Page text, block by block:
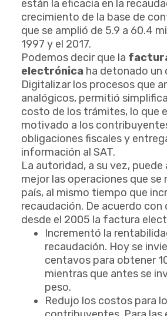
están la eficacia en la
crecimiento de la base de
que se amplió de 5.9 a 60.4
1997 y el 2017.
Podemos decir que la
electrónica ha detonado un
Digitalizar los procesos que
analógicos, permitió
costo de los trámites, lo que
motivado a los
obligaciones fiscales y
información al SAT.
La autoridad, a su vez, puede
mejor las operaciones que se
país, al mismo tiempo que
recaudación. De acuerdo
desde el 2005 la factura
Incrementó la
recaudación. Hoy se
centavos para obtener
mientras que antes se
peso.
Redujo los costos para